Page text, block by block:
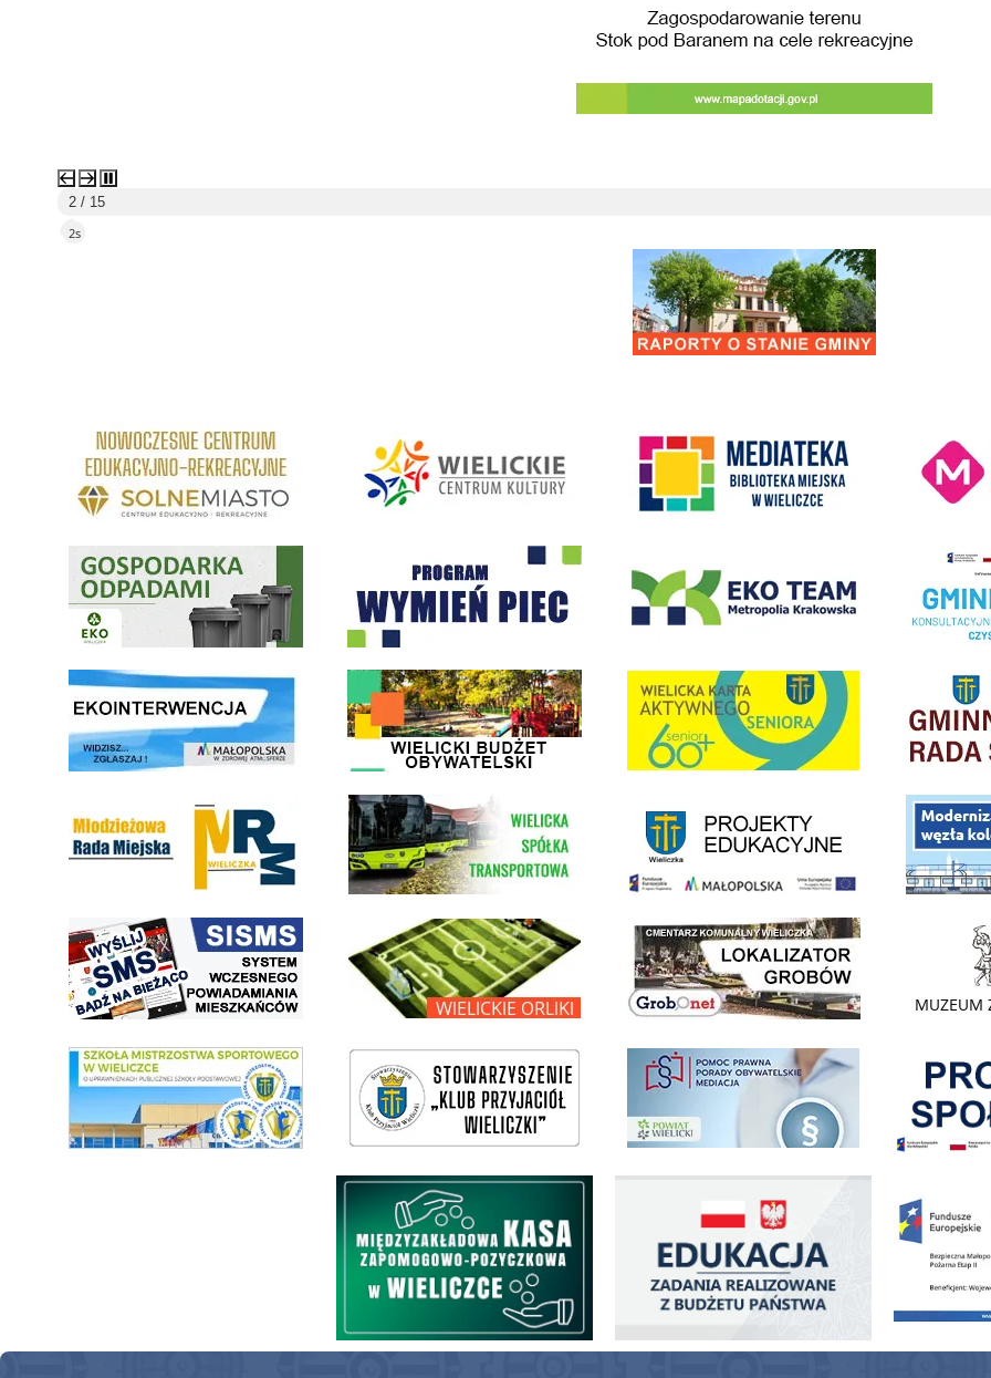
Budowa przebudowa drog prowadzacych do
3 / 15
5s
Remont drogi gminnej
link do strony Centrum Edukacyjno Rekreacyjne
Gospodarka odpadami na terenie Miasta i Gminy Wieliczka Realizacja
link do strony ekointerwencja dot.- powietrza link do strony - Wielicki Budżet Obywatelski link do strony Wielicka Karta Aktywnego Seniora link do strony
link do strony Wielickiej Spółki Transportowej link do strony - projekty edukacyjne dofinansowane z Europejskiego
link do opisu
link do strony systemu wczesnego ostrzegania mieszkańców SISMSlink do opisu projektu Wielickie Orliki link do lokalizatora grobów na wielickim cmentarzu - grobnetlink do strony
link do SMS Wieliczka wieliczka-wieliczanie na bis pomoc prawna wieliczka
Międzyzakładowa Kasa Zapomogowo - Pożyczkowa
Zakup